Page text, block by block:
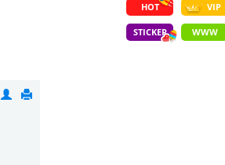
HOT VIP
STICKER WWW